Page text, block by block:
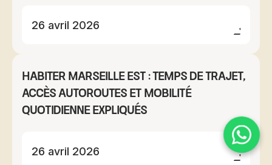
26 avril 2026
Habiter Marseille Est : temps de trajet,
accès autoroutes et mobilité
quotidienne expliqués
26 avril 2026